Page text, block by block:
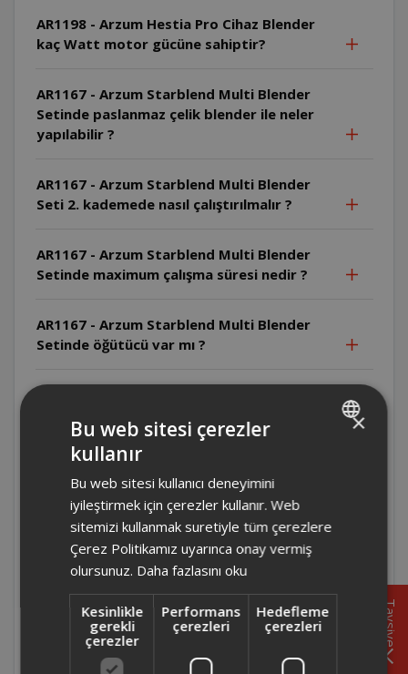
AR1198 - Arzum Hestia Pro Cihaz Blender
kaç Watt motor gücüne sahiptir?
AR1167 - Arzum Starblend Multi Blender
Setinde paslanmaz çelik blender ile neler
yapılabilir ?
AR1167 - Arzum Starblend Multi Blender
Seti 2. kademede nasıl çalıştırılmalır ?
AR1167 - Arzum Starblend Multi Blender
Setinde maximum çalışma süresi nedir ?
AR1167 - Arzum Starblend Multi Blender
Setinde öğütücü var mı ?
AR1167 - Arzum Starblend Multi Blender
Setinin haznesi kaç litre ?
AR1167 - Arzum Starblend Multi Blender
Setinde buz kırma özelliği var mı ?
AR1167 - Arzum Starblend Multi Blender
Seti kaç hız kademesine sahip ?
Tavsiye
×
Bu web sitesi çerezler
kullanır
Bu web sitesi kullanıcı deneyimini
iyileştirmek için çerezler kullanır. Web
sitemizi kullanmak suretiyle tüm çerezlere
Çerez Politikamız uyarınca onay vermiş
olursunuz. Daha fazlasını oku
Kesinlikle
gerekli
çerezler
Performans
çerezleri
Hedefleme
çerezleri